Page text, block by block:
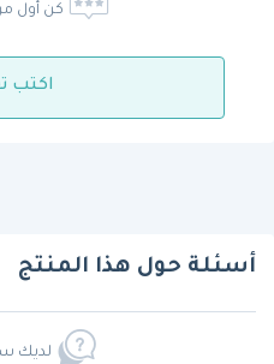
كن أول
اكتب
أسئلة حول هذا المنتج
لديك